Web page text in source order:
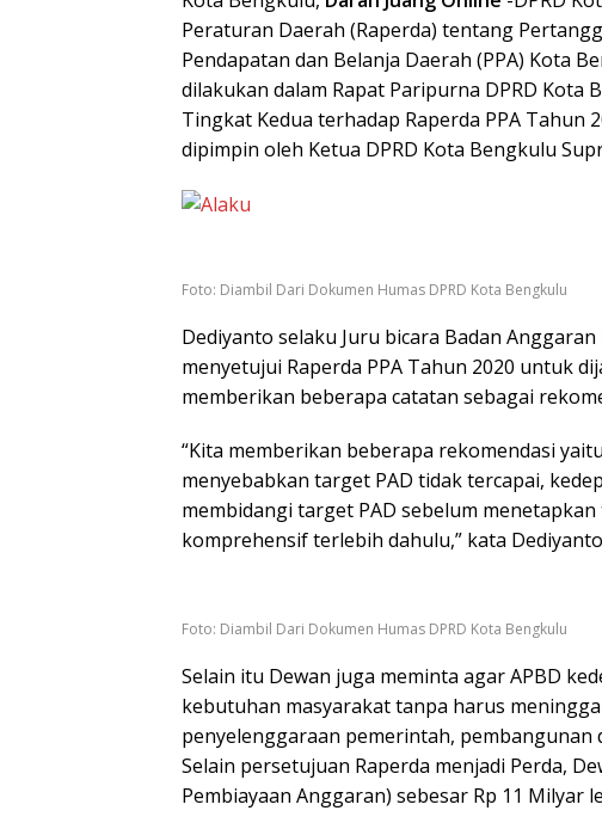
Peraturan Daerah (Raperda) tentang
Pendapatan dan Belanja Daerah (PPA) Kota
dilakukan dalam Rapat Paripurna DPRD Kota
Tingkat Kedua terhadap Raperda PPA Tahun
dipimpin oleh Ketua DPRD Kota Bengkulu
Foto: Diambil Dari Dokumen Humas DPRD Kota Bengkulu
Dediyanto selaku Juru bicara Badan
menyetujui Raperda PPA Tahun 2020 untuk
memberikan beberapa catatan sebagai
“Kita memberikan beberapa rekomendasi
menyebabkan target PAD tidak tercapai,
membidangi target PAD sebelum
komprehensif terlebih dahulu,” kata
Foto: Diambil Dari Dokumen Humas DPRD Kota Bengkulu
Selain itu Dewan juga meminta agar APBD
kebutuhan masyarakat tanpa harus
penyelenggaraan pemerintah, pembangunan
Selain persetujuan Raperda menjadi Perda,
Pembiayaan Anggaran) sebesar Rp 11 Milyar